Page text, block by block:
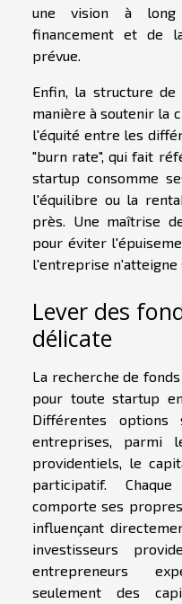
une vision à
financement et de
prévue.
Enfin, la structure
manière à soutenir la
l'équité entre les
"burn rate", qui fait
startup consomme
l'équilibre ou la
près. Une maîtrise
pour éviter
l'entreprise n'atteigne
Lever des
délicate
La recherche de
pour toute startup
Différentes options
entreprises, parmi
providentiels, le
participatif.
comporte ses
influençant
investisseurs
entrepreneurs
seulement des